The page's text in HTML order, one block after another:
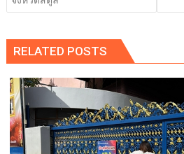
RELATED POSTS